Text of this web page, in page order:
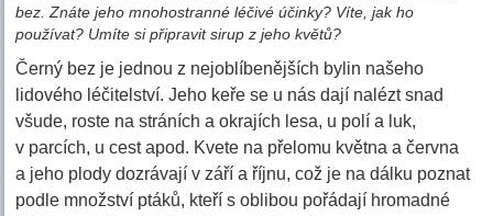
bez. Znáte jeho mnohostranné léčivé účinky? Víte, jak ho
používat? Umíte si připravit sirup z jeho květů?
Černý bez je jednou z nejoblíbenějších bylin našeho
lidového léčitelství. Jeho keře se u nás dají nalézt snad
všude, roste na stráních a okrajích lesa, u polí a luk,
v parcích, u cest apod. Kvete na přelomu května a června
a jeho plody dozrávají v září a říjnu, což je na dálku poznat
podle množství ptáků, kteří s oblibou pořádají hromadné